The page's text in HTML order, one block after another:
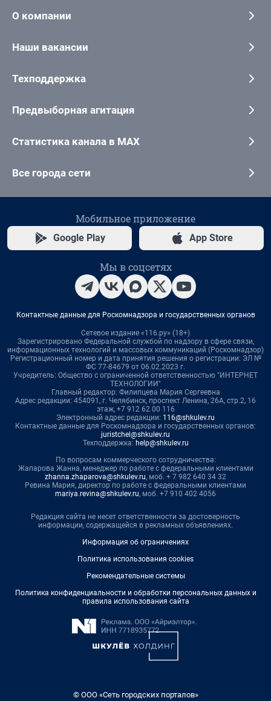
О компании
Наши вакансии
Техподдержка
Предвыборная агитация
Статистика канала в MAX
Все города сети
Мобильное приложение
Google Play App Store
Мы в соцсетях
Контактные данные для Роскомнадзора и государственных органов
Сетевое издание «116.ру» (18+)
Зарегистрировано Федеральной службой по надзору в сфере связи,
информационных технологий и массовых коммуникаций (Роскомнадзор)
Регистрационный номер и дата принятия решения о регистрации: ЭЛ №
ФС 77-84679 от 06.02.2023 г.
Учредитель: Общество с ограниченной ответственностью "ИНТЕРНЕТ
ТЕХНОЛОГИИ"
Главный редактор: Филипцева Мария Сергеевна
Адрес редакции: 454091, г. Челябинск, проспект Ленина, 26А, стр.2, 16
этаж, +7 912 62 00 116
Электронный адрес редакции: 116@shkulev.ru
Контактные данные для Роскомнадзора и государственных органов:
juristchel@shkulev.ru
Техподдержка: help@shkulev.ru
По вопросам коммерческого сотрудничества:
Жапарова Жанна, менеджер по работе с федеральными клиентами
zhanna.zhaparova@shkulev.ru, моб. + 7 982 640 34 32
Ревина Мария, директор по работе с федеральными клиентами
mariya.revina@shkulev.ru, моб. +7 910 402 4056
Редакция сайта не несет ответственности за достоверность
информации, содержащейся в рекламных объявлениях.
Информация об ограничениях
Политика использования cookies
Рекомендательные системы
Политика конфиденциальности и обработки персональных данных и
правила использования сайта
© ООО «Сеть городских порталов»